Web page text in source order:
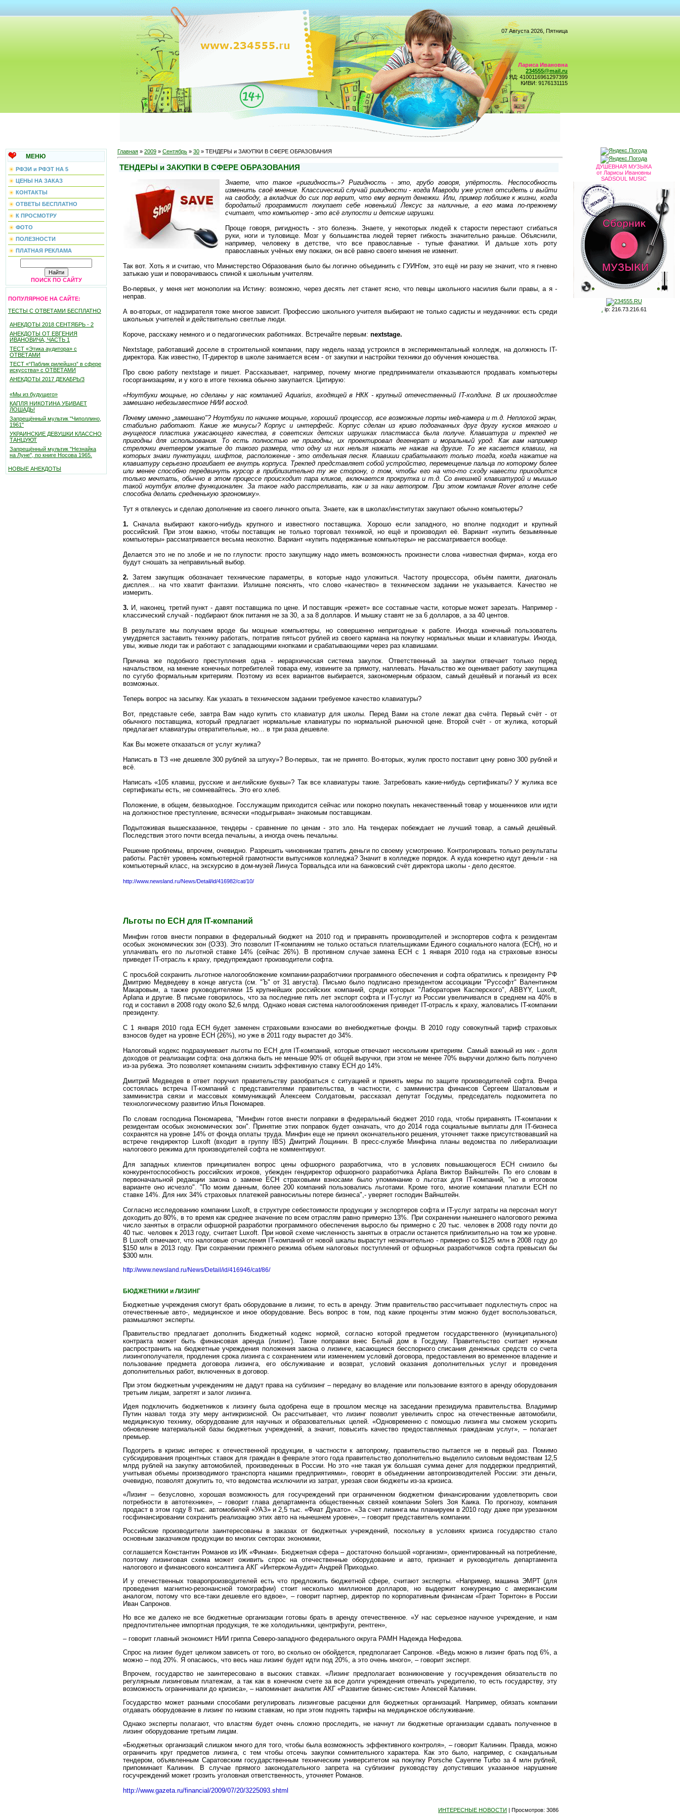
07 Августа 2026, Пятница
Лариса Ивановна
234555@mail.ru
ЯД: 4100116961297399
КИВИ: 9176131115
МЕНЮ
РФЭИ и РФЭТ НА 5
ЦЕНЫ НА ЗАКАЗ
КОНТАКТЫ
ОТВЕТЫ БЕСПЛАТНО
К ПРОСМОТРУ
ФОТО
ПОЛЕЗНОСТИ
ПЛАТНАЯ РЕКЛАМА
ПОИСК ПО САЙТУ
ПОПУЛЯРНОЕ НА САЙТЕ:
ТЕСТЫ С ОТВЕТАМИ БЕСПЛАТНО
АНЕКДОТЫ 2018 СЕНТЯБРЬ - 2
АНЕКДОТЫ ОТ ЕВГЕНИЯ
ИВАНОВИЧА, ЧАСТЬ 1
ТЕСТ «Этика аудитора» с
ОТВЕТАМИ
ТЕСТ «“Паблик рилейшнз” в сфере
искусства» с ОТВЕТАМИ
АНЕКДОТЫ 2017 ДЕКАБРЬ/3
«Мы из будущего»
КАПЛЯ НИКОТИНА УБИВАЕТ
ЛОШАДЬ!
Запрещённый мультик "Чиполлино,
1961"
УКРАИНСКИЕ ДЕВУШКИ КЛАССНО
ТАНЦУЮТ
Запрещённый мультик "Незнайка
на Луне", по книге Носова 1965.
НОВЫЕ АНЕКДОТЫ
Главная » 2009 » Сентябрь » 30 » ТЕНДЕРЫ и ЗАКУПКИ В СФЕРЕ ОБРАЗОВАНИЯ
ТЕНДЕРЫ и ЗАКУПКИ В СФЕРЕ ОБРАЗОВАНИЯ
Знаете, что такое «ригидность»? Ригидность - это, грубо говоря, упёртость. Неспособность
изменить своё мнение. Классический случай ригидности - когда Мавроди уже успел отсидеть и выйти
на свободу, а вкладчик до сих пор верит, что ему вернут денежки. Или, пример поближе к жизни, когда
бородатый программист покупает себе новенький Лексус за наличные, а его мама по-прежнему
считает, что компьютер - это всё глупости и детские игрушки.
Проще говоря, ригидность - это болезнь. Знаете, у некоторых людей к старости перестают сгибаться
руки, ноги и туловище. Мозг у большинства людей теряет гибкость значительно раньше. Объяснили,
например, человеку в детстве, что все православные - тупые фанатики. И дальше хоть роту
православных учёных ему покажи, он всё равно своего мнения не изменит.
Так вот. Хоть я и считаю, что Министерство Образования было бы логично объединить с ГУИН'ом, это ещё ни разу не значит, что я гневно
затыкаю уши и поворачиваюсь спиной к школьным учителям.
Во-первых, у меня нет монополии на Истину: возможно, через десять лет станет ясно, что певцы школьного насилия были правы, а я -
неправ.
А во-вторых, от надзирателя тоже многое зависит. Профессию школьного учителя выбирают не только садисты и неудачники: есть среди
школьных учителей и действительно светлые люди.
Короче, расскажу немного и о педагогических работниках. Встречайте первым: nextstage.
Nextstage, работавший доселе в строительной компании, пару недель назад устроился в экспериментальный колледж, на должность IT-
директора. Как известно, IT-директор в школе занимается всем - от закупки и настройки техники до обучения юношества.
Про свою работу nextstage и пишет. Рассказывает, например, почему многие предприниматели отказываются продавать компьютеры
госорганизациям, и у кого в итоге техника обычно закупается. Цитирую:
«Ноутбуки мощные, но сделаны у нас компанией Aquarius, входящей в НКК - крупный отечественный IT-холдинг. В их производстве
замешано небезызвестное НИИ восход.
Почему именно „замешано"? Ноутбуки по начинке мощные, хороший процессор, все возможные порты web-камера и т.д. Неплохой экран,
стабильно работают. Какие же минусы? Корпус и интерфейс. Корпус сделан из криво подогнанных друг другу кусков мягкого и
гнущегося пластика ужасающего качества, в советских детских игрушках пластмасса была получе. Клавиатура и трекпед не
пригодны для использования. То есть полностью не пригодны, их проектировал дегенерат и моральный урод. Как вам например
стрелочки вчетвером ужатые до такого размера, что одну из них нельзя нажать не нажав на другие. То же касается клавиш, на
которых знаки пунктуации, шифтов, расположение - это отдельная песня. Клавиши срабатывают только тогда, когда нажатие на
клавиатуру серьезно прогибает ее внутрь корпуса. Трекпед представляет собой устройство, перемещение пальца по которому более
или менее способно передвинуть курсор в приблизительно ту же сторону, о том, чтобы его на что-то сходу навести приходится
только мечтать, обычно в этом процессе происходит пара кликов, включается прокрутка и т.д. Со внешней клавиатурой и мышью
такой ноутбук вполне функционален. За такое надо расстреливать, как и за наш автопром. При этом компания Rover вполне себе
способна делать средненькую эргономику».
Тут я отвлекусь и сделаю дополнение из своего личного опыта. Знаете, как в школах/институтах закупают обычно компьютеры?
1. Сначала выбирают какого-нибудь крупного и известного поставщика. Хорошо если западного, но вполне подходит и крупный
российский. При этом важно, чтобы поставщик не только торговал техникой, но ещё и производил её. Вариант «купить безымянные
компьютеры» рассматривается весьма неохотно. Вариант «купить подержанные компьютеры» не рассматривается вообще.
Делается это не по злобе и не по глупости: просто закупщику надо иметь возможность произнести слова «известная фирма», когда его
будут сношать за неправильный выбор.
2.Затем закупщик обозначает технические параметры, в которые надо уложиться. Частоту процессора, объём памяти, диагональ
дисплея... на что хватит фантазии. Излишне пояснять, что слово «качество» в техническом задании не указывается. Качество не
измерить.
3. И, наконец, третий пункт - давят поставщика по цене. И поставщик «режет» все составные части, которые может зарезать. Например -
классический случай - подбирают блок питания не за 30, а за 8 долларов. И мышку ставят не за 6 долларов, а за 40 центов.
В результате мы получаем вроде бы мощные компьютеры, но совершенно непригодные к работе. Иногда конечный пользователь
умудряется заставить технику работать, потратив пятьсот рублей из своего кармана на покупку нормальных мыши и клавиатуры. Иногда,
увы, живые люди так и работают с западающими кнопками и срабатывающими через раз клавишами.
Причина же подобного преступления одна - иерархическая система закупок. Ответственный за закупки отвечает только перед
начальством, на мнение конечных потребителей товара ему, извините за прямоту, наплевать. Начальство же оценивает работу закупщика
по сугубо формальным критериям. Поэтому из всех вариантов выбирается, закономерным образом, самый дешёвый и поганый из всех
возможных.
Теперь вопрос на засыпку. Как указать в техническом задании требуемое качество клавиатуры?
Вот, представьте себе, завтра Вам надо купить сто клавиатур для школы. Перед Вами на столе лежат два счёта. Первый счёт - от
обычного поставщика, который предлагает нормальные клавиатуры по нормальной рыночной цене. Второй счёт - от жулика, который
предлагает клавиатуры отвратительные, но... в три раза дешевле.
Как Вы можете отказаться от услуг жулика?
Написать в ТЗ «не дешевле 300 рублей за штуку»? Во-первых, так не принято. Во-вторых, жулик просто поставит цену ровно 300 рублей и
всё.
Написать «105 клавиш, русские и английские буквы»? Так все клавиатуры такие. Затребовать какие-нибудь сертификаты? У жулика все
сертификаты есть, не сомневайтесь. Это его хлеб.
Положение, в общем, безвыходное. Госслужащим приходится сейчас или покорно покупать некачественный товар у мошенников или идти
на должностное преступление, всячески «подыгрывая» знакомым поставщикам.
Подытоживая вышесказанное, тендеры - сравнение по ценам - это зло. На тендерах побеждает не лучший товар, а самый дешёвый.
Последствия этого почти всегда печальны, а иногда очень печальны.
Решение проблемы, впрочем, очевидно. Разрешить чиновникам тратить деньги по своему усмотрению. Контролировать только результаты
работы. Растёт уровень компьютерной грамотности выпусников колледжа? Значит в колледже порядок. А куда конкретно идут деньги - на
компьютерный класс, на экскурсию в дом-музей Линуса Торвальдса или на банковский счёт директора школы - дело десятое.
http://www.newsland.ru/News/Detail/id/416982/cat/10/
Льготы по ЕСН для IT-компаний
Минфин готов внести поправки в федеральный бюджет на 2010 год и приравнять производителей и экспортеров софта к резидентам
особых экономических зон (ОЭЗ). Это позволит IT-компаниям не только остаться плательщиками Единого социального налога (ЕСН), но и
уплачивать его по льготной ставке 14% (сейчас 26%). В противном случае замена ЕСН с 1 января 2010 года на страховые взносы
приведет IT-отрасль к краху, предупреждают производители софта.
С просьбой сохранить льготное налогообложение компании-разработчики программного обеспечения и софта обратились к президенту РФ
Дмитрию Медведеву в конце августа (см. "Ъ" от 31 августа). Письмо было подписано президентом ассоциации "Руссофт" Валентином
Макаровым, а также руководителями 15 крупнейших российских компаний, среди которых "Лаборатория Касперского", ABBYY, Luxoft,
Aplana и другие. В письме говорилось, что за последние пять лет экспорт софта и IT-услуг из России увеличивался в среднем на 40% в
год и составил в 2008 году около $2,6 млрд. Однако новая система налогообложения приведет IT-отрасль к краху, жаловались IT-компании
президенту.
С 1 января 2010 года ЕСН будет заменен страховыми взносами во внебюджетные фонды. В 2010 году совокупный тариф страховых
взносов будет на уровне ЕСН (26%), но уже в 2011 году вырастет до 34%.
Налоговый кодекс подразумевает льготы по ЕСН для IT-компаний, которые отвечают нескольким критериям. Самый важный из них - доля
доходов от реализации софта: она должна быть не меньше 90% от общей выручки, при этом не менее 70% выручки должно быть получено
из-за рубежа. Это позволяет компаниям снизить эффективную ставку ЕСН до 14%.
Дмитрий Медведев в ответ поручил правительству разобраться с ситуацией и принять меры по защите производителей софта. Вчера
состоялась встреча IT-компаний с представителями правительства, в частности, с замминистра финансов Сергеем Шаталовым и
замминистра связи и массовых коммуникаций Алексеем Солдатовым, рассказал депутат Госдумы, председатель подкомитета по
технологическому развитию Илья Пономарев.
По словам господина Пономарева, "Минфин готов внести поправки в федеральный бюджет 2010 года, чтобы приравнять IT-компании к
резидентам особых экономических зон". Принятие этих поправок будет означать, что до 2014 года социальные выплаты для IT-бизнеса
сохранятся на уровне 14% от фонда оплаты труда. Минфин еще не принял окончательного решения, уточняет также присутствовавший на
встрече гендиректор Luxoft (входит в группу IBS) Дмитрий Лощинин. В пресс-службе Минфина планы ведомства по либерализации
налогового режима для производителей софта не комментируют.
Для западных клиентов принципиален вопрос цены офшорного разработчика, что в условиях повышающегося ЕСН снизило бы
конкурентоспособность российских игроков, убежден гендиректор офшорного разработчика Aplana Виктор Вайнштейн. По его словам в
первоначальной редакции закона о замене ЕСН страховыми взносами было упоминание о льготах для IT-компаний, "но в итоговом
варианте оно исчезло". "По моим данным, более 200 компаний пользовались льготами. Кроме того, многие компании платили ЕСН по
ставке 14%. Для них 34% страховых платежей равносильны потере бизнеса",- уверяет господин Вайнштейн.
Согласно исследованию компании Luxoft, в структуре себестоимости продукции у экспортеров софта и IT-услуг затраты на персонал могут
доходить до 80%, в то время как среднее значение по всем отраслям равно примерно 13%. При сохранении нынешнего налогового режима
число занятых в отрасли офшорной разработки программного обеспечения выросло бы примерно с 20 тыс. человек в 2008 году почти до
40 тыс. человек к 2013 году, считает Luxoft. При новой схеме численность занятых в отрасли останется приблизительно на том же уровне.
В Luxoft отмечают, что налоговые отчисления IT-компаний от новой шкалы вырастут незначительно - примерно со $125 млн в 2008 году до
$150 млн в 2013 году. При сохранении прежнего режима объем налоговых поступлений от офшорных разработчиков софта превысил бы
$300 млн.
http://www.newsland.ru/News/Detail/id/416946/cat/86/
БЮДЖЕТНИКИ и ЛИЗИНГ
Бюджетные учреждения смогут брать оборудование в лизинг, то есть в аренду. Этим правительство рассчитывает подхлестнуть спрос на
отечественные авто-, медицинское и иное оборудование. Весь вопрос в том, под какие проценты этим можно будет воспользоваться,
размышляют эксперты.
Правительство предлагает дополнить Бюджетный кодекс нормой, согласно которой предметом государственного
(муниципального)
контракта может быть финансовая аренда
(лизинг). Такие поправки внес Белый дом в Госдуму. Правительство считает нужным
распространить на бюджетные учреждения положения закона о лизинге, касающиеся бесспорного списания денежных средств со счета
лизингополучателя, продления срока лизинга с сохранением или изменением условий договора, предоставления во временное владение и
пользование предмета договора лизинга, его обслуживание и возврат, условий оказания дополнительных услуг и проведения
дополнительных работ, включенных в договор.
При этом бюджетным учреждениям не дадут права на сублизинг – передачу во владение или пользование взятого в аренду оборудования
третьим лицам, запретят и залог лизинга.
Идея подключить бюджетников к лизингу была одобрена еще в прошлом месяце на заседании президиума правительства. Владимир
Путин назвал тогда эту меру антикризисной. Он рассчитывает, что лизинг позволит увеличить спрос на отечественные автомобили,
медицинскую технику, оборудование для научных и образовательных целей.
«Одновременно с помощью лизинга мы сможем ускорить
обновление материальной базы бюджетных учреждений, а значит, повысить качество предоставляемых гражданам услуг», – полагает
премьер.
Подогреть в кризис интерес к отечественной продукции, в частности к автопрому, правительство пытается не в первый раз. Помимо
субсидирования процентных ставок для граждан в феврале этого года правительство дополнительно выделило силовым ведомствам 12,5
млрд рублей на закупку автомобилей, произведенных в России. Но это «не такая уж большая сумма денег для поддержки предприятий,
учитывая объемы производимого транспорта нашими предприятиями», говорят в объединении автопроизводителей России: эти деньги,
очевидно, позволят докупить то, что ведомства исключили из затрат, урезая свои бюджеты из-за кризиса.
«Лизинг – безусловно, хорошая возможность для госучреждений при ограниченном бюджетном финансировании удовлетворить свои
потребности в автотехнике», – говорит глава департамента общественных связей компании Solers Зоя Каика. По прогнозу, компания
продаст в этом году 8 тыс. автомобилей «УАЗ» и 2,5 тыс. «Фиат Дукато». «За счет лизинга мы планируем в 2010 году даже при урезанном
госфинансировании сохранить реализацию этих авто на нынешнем уровне», – говорит представитель компании.
Российские производители заинтересованы в заказах от бюджетных учреждений, поскольку в условиях кризиса государство стало
основным заказчиком продукции во многих секторах экономики,
соглашается Константин Романов из ИК «Финам». Бюджетная сфера – достаточно большой «организм», ориентированный на потребление,
поэтому лизинговая схема может оживить спрос на отечественные оборудование и авто, признает и руководитель департамента
налогового и финансового консалтинга АКГ «Интерком-Аудит» Андрей Приходько.
И у отечественных товаропроизводителей есть что предложить бюджетной сфере, считают эксперты.
«Например, машина ЭМРТ (для
проведения магнитно-резонансной томографии) стоит несколько миллионов долларов, но выдержит конкуренцию с американским
аналогом, потому что все-таки дешевле его вдвое», – говорит партнер, директор по корпоративным финансам «Грант Торнтон» в России
Иван Сапронов.
Но все же далеко не все бюджетные организации готовы брать в аренду отечественное.
«У нас серьезное научное учреждение, и нам
предпочтительнее импортная продукция, те же холодильники, центрифуги, рентген»,
– говорит главный экономист НИИ гриппа Северо-западного федерального округа РАМН Надежда Нефедова.
Спрос на лизинг будет целиком зависеть от того, во сколько он обойдется, предполагает Сапронов. «Ведь можно в лизинг брать под 6%, а
можно – под 20%. Я опасаюсь, что весь наш лизинг будет идти под 20%, а это очень много», – говорит эксперт.
Впрочем, государство не заинтересовано в высоких ставках.
«Лизинг предполагает возникновение у госучреждения обязательств по
регулярным лизинговым платежам, а так как в конечном счете за все долги учреждения отвечать учредителю, то есть государству, эту
возможность ограничивали до кризиса», – напоминает аналитик АКГ «Развитие бизнес-систем» Алексей Калинин.
Государство может разными способами регулировать лизинговые расценки для бюджетных организаций. Например, обязать компании
отдавать оборудование в лизинг по низким ставкам, но при этом поднять тарифы на медицинское обслуживание.
Однако эксперты полагают, что властям будет очень сложно проследить, не начнут ли бюджетные организации сдавать полученное в
лизинг оборудование третьим лицам.
«Бюджетных организаций слишком много для того, чтобы была возможность эффективного контроля», – говорит Калинин. Правда, можно
ограничить круг предметов лизинга, с тем чтобы отсечь закупки сомнительного характера. Как это было, например, с скандальным
тендером, объявленным Саратовским государственным техническим университетом на покупку Porsche Cayenne Turbo за 4 млн рублей,
припоминает Калинин. В случае прямого законодательного запрета на сублизинг руководству допустивших указанное нарушение
госучреждений может грозить уголовная ответственность, уточняет Романов.
http://www.gazeta.ru/financial/2009/07/20/3225093.shtml
ИНТЕРЕСНЫЕ НОВОСТИ | Просмотров: 3086
ДУШЕВНАЯ МУЗЫКА
от Ларисы Ивановны
SADSOUL MUSIC
ip: 216.73.216.61